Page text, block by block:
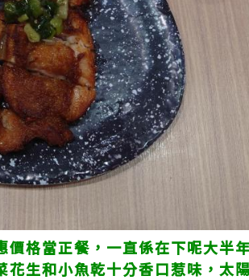
格當正餐，一直係在下呢大半
生和小魚乾十分香口惹味，太